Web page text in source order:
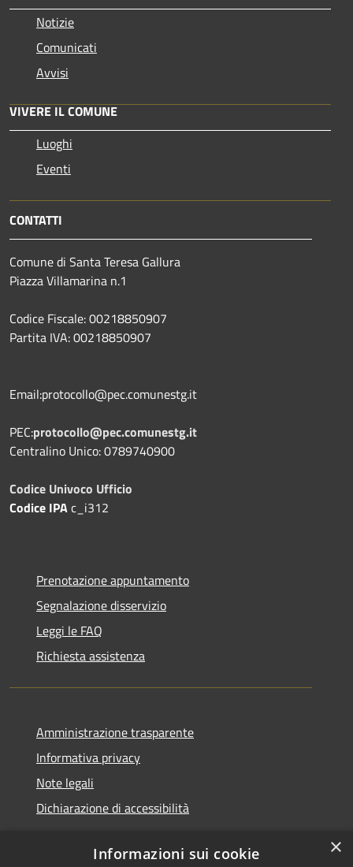
Notizie
Comunicati
Avvisi
VIVERE IL COMUNE
Luoghi
Eventi
CONTATTI
Comune di Santa Teresa Gallura
Piazza Villamarina n.1
Codice Fiscale: 00218850907
Partita IVA: 00218850907
Email:protocollo@pec.comunestg.it
PEC:protocollo@pec.comunestg.it
Centralino Unico: 0789740900
Codice Univoco Ufficio
Codice IPAc_i312
Prenotazione appuntamento
Segnalazione disservizio
Leggi le FAQ
Richiesta assistenza
Amministrazione trasparente
Informativa privacy
Note legali
Dichiarazione di accessibilità
×
Informazioni sui cookie